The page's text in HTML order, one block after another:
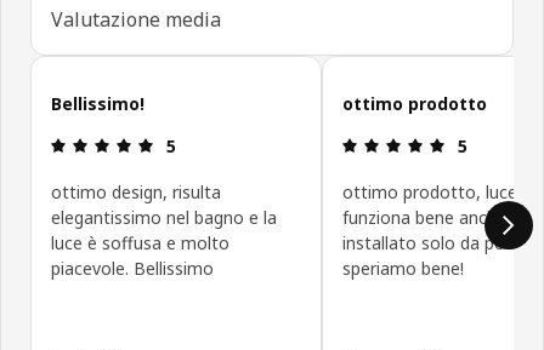
Valutazione media
Salta le recensioni
Bellissimo!
Recensione: 5 di 5 stelle.
5
ottimo design, risulta
elegantissimo nel bagno e la
luce è soffusa e molto
piacevole. Bellissimo
ottimo prodotto
5
ottimo prodotto, luce
funziona bene anche se
installato solo da pochi
speriamo bene!